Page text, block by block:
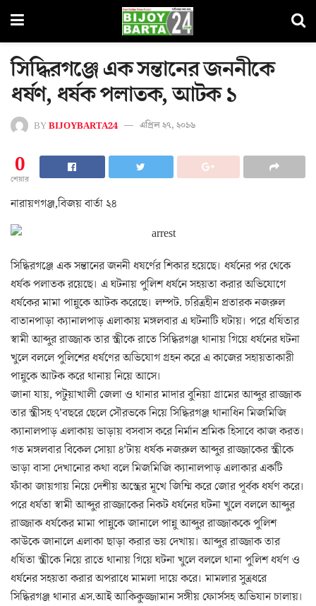
সিদ্ধিরগঞ্জে এক সন্তানের জননীকে
ধর্ষণ, ধর্ষক পলাতক, আটক ১
BYBIJOYBARTA24 এপ্রিল ২৭, ২০১৬
0
শেয়ার
নারায়ণগঞ্জ,বিজয় বার্তা ২৪
সিদ্ধিরগঞ্জে এক সন্তানের জননী ধষর্ণের শিকার হয়েছে। ধর্ষনের পর থেকে
ধর্ষক পলাতক রয়েছে। এ ঘটনায় পুলিশ ধর্ষনে সহয়তা করার অভিযোগে
ধর্ষকের মামা পান্নুকে আটক করেছে। লম্পট. চরিত্রহীন প্রতারক নজরুল
বাতানপাড়া ক্যানালপাড় এলাকায় মঙ্গলবার এ ঘটনাটি ঘটায়। পরে ধর্ষিতার
স্বামী আব্দুর রাজ্জাক তার স্ত্রীকে রাতে সিদ্ধিরগঞ্জ থানায় গিয়ে ধর্ষনের ঘটনা
খুলে বললে পুলিশের ধর্ষণের অভিযোগ গ্রহন করে এ কাজের সহায়তাকারী
পান্নুকে আটক করে থানায় নিয়ে আসে।
জানা যায়, পটুয়াখালী জেলা ও থানার মাদার বুনিয়া গ্রামের আব্দুর রাজ্জাক
তার স্ত্রীসহ ৭’বছরে ছেলে সৌরভকে নিয়ে সিদ্ধিরগঞ্জ থানাধিন মিজমিজি
ক্যানালপাড় এলাকায় ভাড়ায় বসবাস করে নির্মান শ্রমিক হিসাবে কাজ করত।
গত মঙ্গলবার বিকেল সোয়া ৪’টায় ধর্ষক নজরুল আব্দুর রাজ্জাকের স্ত্রীকে
ভাড়া বাসা দেখানোর কথা বলে মিজমিজি ক্যানালপাড় এলাকার একটি
ফাঁকা জায়গায় নিয়ে দেশীয় অস্ত্রের মূখে জিম্মি করে জোর পূর্বক ধর্ষণ করে।
পরে ধর্ষতা স্বামী আব্দুর রাজ্জাকের নিকট ধর্ষনের ঘটনা খুলে বললে আব্দুর
রাজ্জাক ধর্ষকের মামা পান্নুকে জানালে পান্নু আব্দুর রাজ্জাককে পুলিশ
কাউকে জানালে এলাকা ছাড়া করার ভয় দেখায়। আব্দুর রাজ্জাক তার
ধর্ষিতা স্ত্রীকে নিয়ে রাতে থানায় গিয়ে ঘটনা খুলে বললে থানা পুলিশ ধর্ষণ ও
ধর্ষনের সহয়তা করার অপরাধে মামলা দায়ে করে। মামলার সুত্রধরে
সিদ্ধিরগঞ্জ থানার এস.আই আকিকুজ্জামান সঙ্গীয় ফোর্সসহ অভিযান চালায়।